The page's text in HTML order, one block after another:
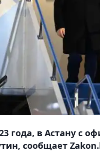
года, в Астану с
сообщает